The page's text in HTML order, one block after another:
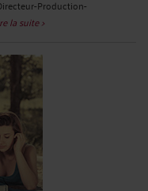
Production-
la suite >